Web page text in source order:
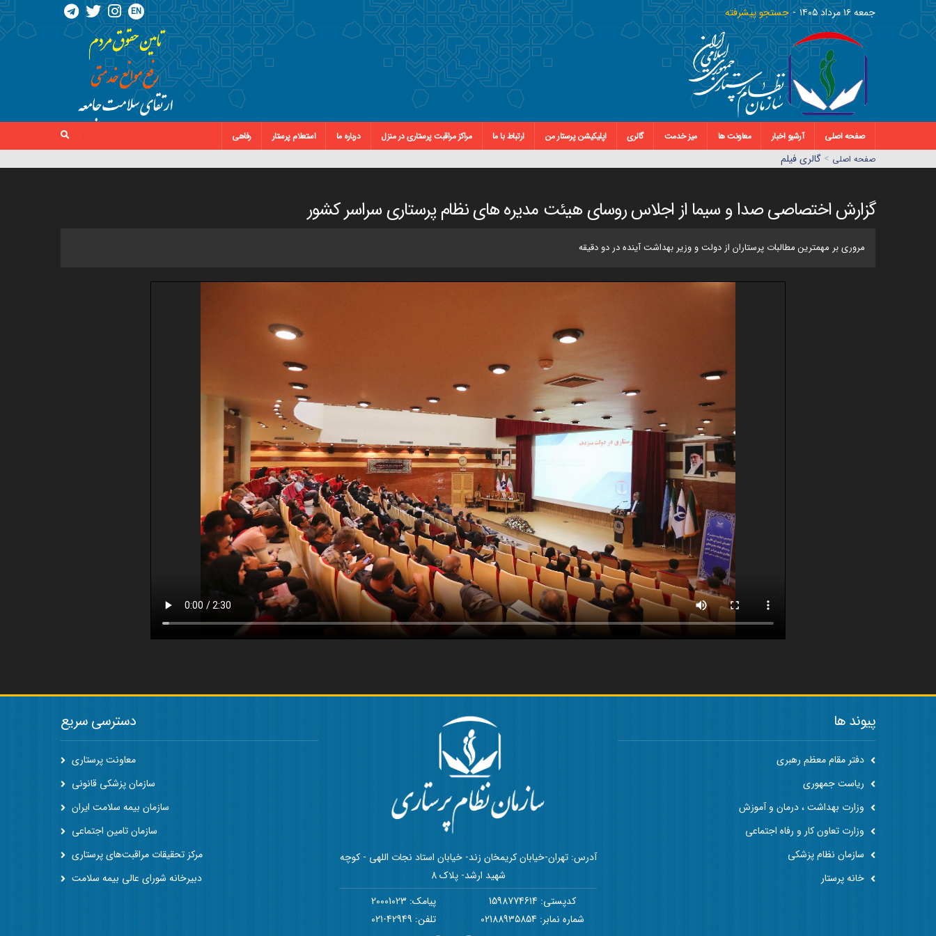
جمعه ١٦ مرداد ١٤٠٥ جستجو پیشرفته EN
صفحه اصلی آرشیو اخبار معاونت ها میز خدمت گالری اپلیکیشن پرستار من ارتباط با ما مراکز مراقبت پرستاری در منزل درباره ما استعلام پرستار
رفاهی
صفحه اصلي > گالری فیلم
گزارش اختصاصی صدا و سیما از اجلاس روسای هیئت مدیره های نظام پرستاری سراسر کشور
مروری بر مهمترین مطالبات پرستاران از دولت و وزیر بهداشت آینده در دو دقیقه
پیوند ها
دفتر مقام معظم رهبری
ریاست جمهوری
وزارت بهداشت ، درمان و آموزش
وزارت تعاون کار و رفاه اجتماعی
سازمان نظام پزشکی
خانه پرستار
آدرس: تهران-خیابان کریمخان زند- خیابان استاد نجات اللهی - کوچه
شهید ارشد- پلاک 8
کدپستی: 1598774614
پیامک: 20001023
شماره نمابر: 02188935854
تلفن: 42949-021
دسترسی سریع
معاونت پرستاری
سازمان پزشکی قانونی
سازمان بیمه سلامت ایران
سازمان تامین اجتماعی
مرکز تحقیقات مراقبت‌های پرستاری
دبیرخانه شورای عالی بیمه سلامت